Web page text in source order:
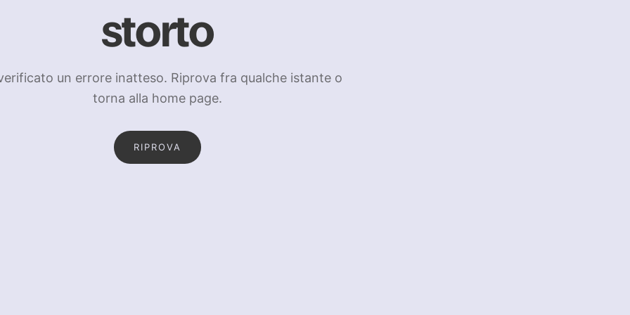
storto
un errore inatteso. Riprova fra qualche istante o
torna alla home page.
RIPROVA